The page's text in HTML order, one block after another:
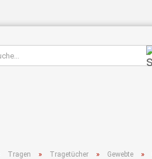
Tragen » Tragetücher » Gewebte »